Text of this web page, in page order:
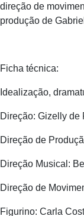
direção de
produção de
Ficha técnica:
Idealização,
Direção: Gizelly de
Direção de
Direção Musical:
Direção de
Figurino: Carla